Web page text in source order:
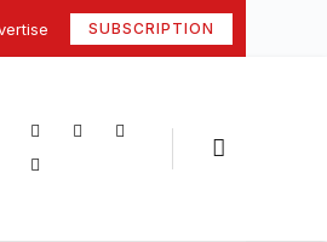
SUBSCRIPTION